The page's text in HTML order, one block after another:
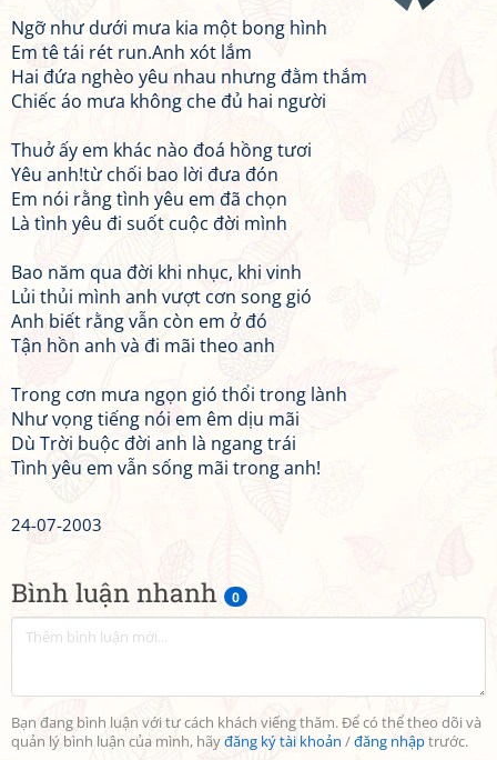
Bình luận nhanh 0
Bạn đang bình luận với tư cách khách viếng thăm. Để có thể theo dõi và
quản lý bình luận của mình, hãyđăng ký tài khoản /đăng nhậptrước.
Ngỡ như dưới mưa kia một bong hình
Em tê tái rét run.Anh xót lắm
Hai đứa nghèo yêu nhau nhưng đằm thắm
Chiếc áo mưa không che đủ hai người
Thuở ấy em khác nào đoá hồng tươi
Yêu anh!từ chối bao lời đưa đón
Em nói rằng tình yêu em đã chọn
Là tình yêu đi suốt cuộc đời mình
Bao năm qua đời khi nhục, khi vinh
Lủi thủi mình anh vượt cơn song gió
Anh biết rằng vẫn còn em ở đó
Tận hồn anh và đi mãi theo anh
Trong cơn mưa ngọn gió thổi trong lành
Như vọng tiếng nói em êm dịu mãi
Dù Trời buộc đời anh là ngang trái
Tình yêu em vẫn sống mãi trong anh!
24-07-2003